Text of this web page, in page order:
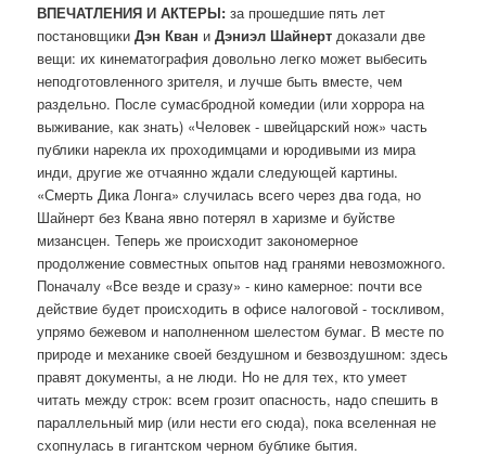
ВПЕЧАТЛЕНИЯ И АКТЕРЫ:за прошедшие пять лет
постановщикиДэн Кван иДэниэл Шайнерт доказали две
вещи: их кинематография довольно легко может выбесить
неподготовленного зрителя, и лучше быть вместе, чем
раздельно. После сумасбродной комедии (или хоррора на
выживание, как знать) «Человек - швейцарский нож» часть
публики нарекла их проходимцами и юродивыми из мира
инди, другие же отчаянно ждали следующей картины.
«Смерть Дика Лонга» случилась всего через два года, но
Шайнерт без Квана явно потерял в харизме и буйстве
мизансцен. Теперь же происходит закономерное
продолжение совместных опытов над гранями невозможного.
Поначалу «Все везде и сразу» - кино камерное: почти все
действие будет происходить в офисе налоговой - тоскливом,
упрямо бежевом и наполненном шелестом бумаг. В месте по
природе и механике своей бездушном и безвоздушном: здесь
правят документы, а не люди. Но не для тех, кто умеет
читать между строк: всем грозит опасность, надо спешить в
параллельный мир (или нести его сюда), пока вселенная не
схопнулась в гигантском черном бублике бытия.